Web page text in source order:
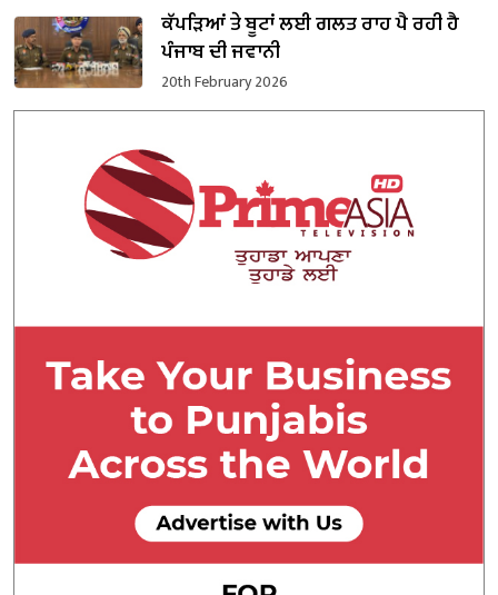
ਕੱਪੜਿਆਂ ਤੇ ਬੂਟਾਂ ਲਈ ਗਲਤ ਰਾਹ ਪੈ ਰਹੀ ਹੈ
ਪੰਜਾਬ ਦੀ ਜਵਾਨੀ
20th February 2026